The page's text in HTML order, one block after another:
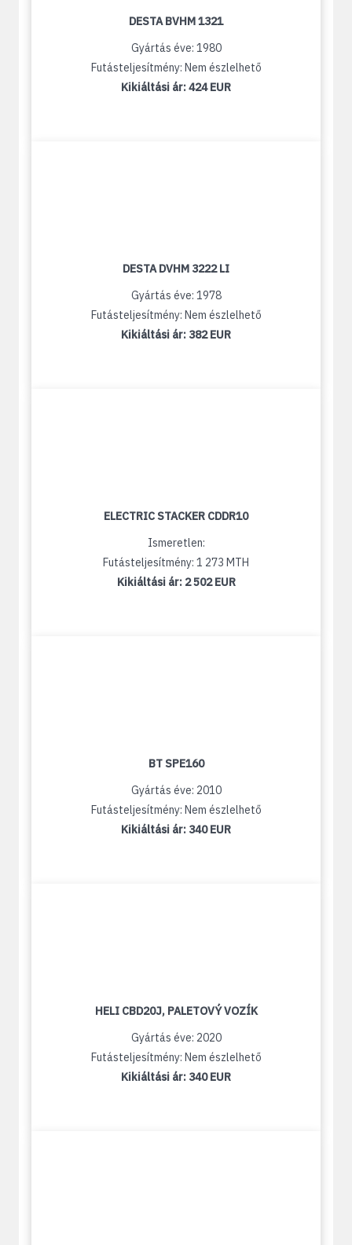
DESTA BVHM 1321
Gyártás éve: 1980
Futásteljesítmény: Nem észlelhető
Kikiáltási ár:424 EUR
DESTA DVHM 3222 LI
Gyártás éve: 1978
Futásteljesítmény: Nem észlelhető
Kikiáltási ár: 382 EUR
ELECTRIC STACKER CDDR10
Ismeretlen:
Futásteljesítmény: 1 273 MTH
Kikiáltási ár: 2 502 EUR
BT SPE160
Gyártás éve: 2010
Futásteljesítmény: Nem észlelhető
Kikiáltási ár: 340 EUR
HELI CBD20J, PALETOVÝ VOZÍK
Gyártás éve: 2020
Futásteljesítmény: Nem észlelhető
Kikiáltási ár: 340 EUR